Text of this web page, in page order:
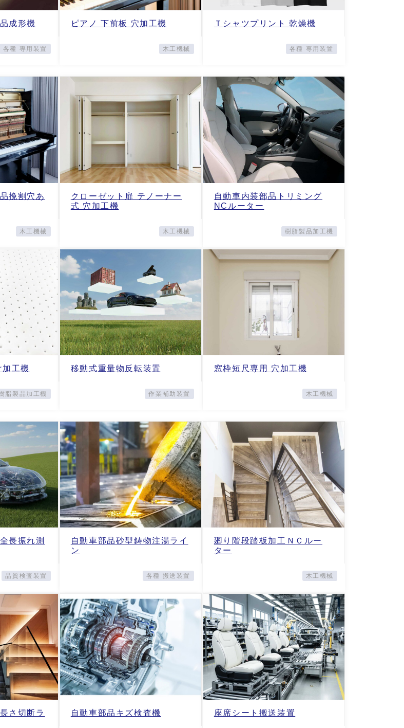
成形機
各種 専用装置
ピアノ 下前板 穴加工機
木工機械
Ｔシャツプリント 乾燥機
各種 専用装置
挽割穴あ
木工機械
クローゼット扉 テノーナー
式 穴加工機
木工機械
自動車内装部品トリミング
NCルーター
樹脂製品加工機
加工機
脂製品加工機
移動式重量物反転装置
作業補助装置
窓枠短尺専用 穴加工機
木工機械
長振れ測
品質検査装置
自動車部品砂型鋳物注湯ライ
ン
各種 搬送装置
廻り階段踏板加工ＮＣルー
ター
木工機械
さ切断ラ
自動車部品キズ検査機 座席シート搬送装置